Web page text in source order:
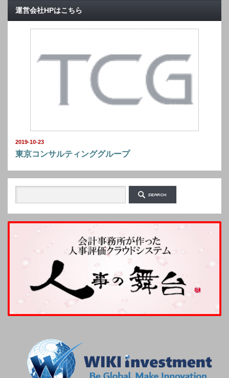
運営会社HPはこちら
2019-10-23
東京コンサルティンググループ